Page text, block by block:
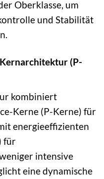
Oberklasse, um
und Stabilität
(P-
kombiniert
Kerne (P-Kerne) für
energieeffizienten
für
intensive
eine dynamische